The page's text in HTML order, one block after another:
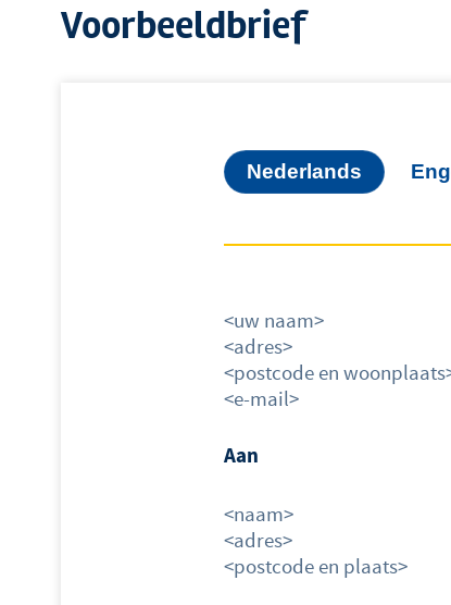
Voorbeeldbrief
Nederlands
<uw naam>
<adres>
<postcode en
<e-mail>
Aan
<naam>
<adres>
<postcode en plaats>